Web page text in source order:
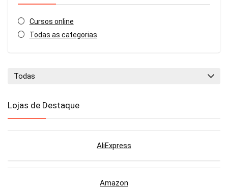
Cursos online
Todas as categorias
Todas
Lojas de Destaque
AliExpress
Amazon